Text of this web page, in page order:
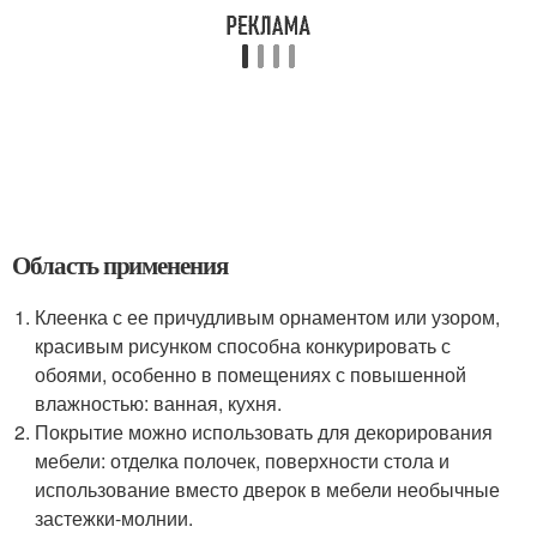
Область применения
Клеенка с ее причудливым орнаментом или узором,
красивым рисунком способна конкурировать с
обоями, особенно в помещениях с повышенной
влажностью: ванная, кухня.
Покрытие можно использовать для декорирования
мебели: отделка полочек, поверхности стола и
использование вместо дверок в мебели необычные
застежки-молнии.